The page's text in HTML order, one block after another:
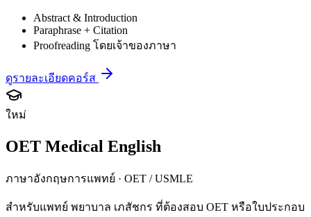
Abstract & Introduction
Paraphrase + Citation
Proofreading โดยเจ้าของภาษา
ดูรายละเอียดคอร์ส
ใหม่
OET Medical English
ภาษาอังกฤษการแพทย์ · OET / USMLE
สำหรับแพทย์ พยาบาล เภสัชกร ที่ต้องสอบ OET หรือใบประกอบ